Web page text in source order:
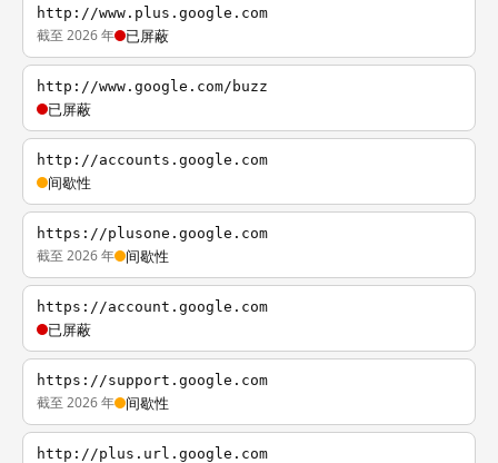
http://www.plus.google.com
截至 2026 年 已屏蔽
http://www.google.com/buzz
已屏蔽
http://accounts.google.com
间歇性
https://plusone.google.com
截至 2026 年 间歇性
https://account.google.com
已屏蔽
https://support.google.com
截至 2026 年 间歇性
http://plus.url.google.com